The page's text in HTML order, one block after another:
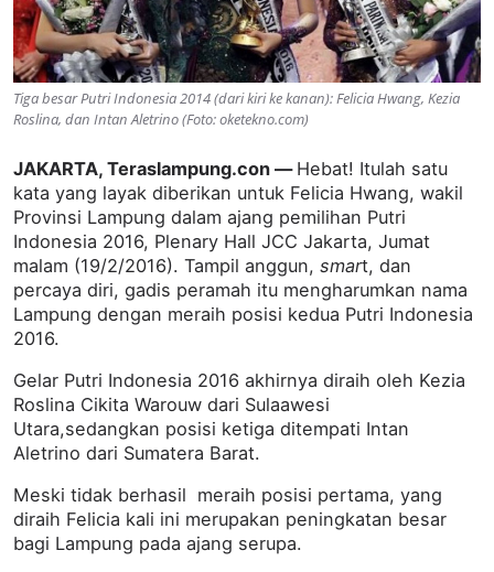
Tiga besar Putri Indonesia 2014 (dari kiri ke kanan): Felicia Hwang, Kezia
Roslina, dan Intan Aletrino (Foto: oketekno.com)
JAKARTA, Teraslampung.con — Hebat! Itulah satu
kata yang layak diberikan untuk Felicia Hwang, wakil
Provinsi Lampung dalam ajang pemilihan Putri
Indonesia 2016, Plenary Hall JCC Jakarta, Jumat
malam (19/2/2016). Tampil anggun, smart, dan
percaya diri, gadis peramah itu mengharumkan nama
Lampung dengan meraih posisi kedua Putri Indonesia
2016.
Gelar Putri Indonesia 2016 akhirnya diraih oleh Kezia
Roslina Cikita Warouw dari Sulaawesi
Utara,sedangkan posisi ketiga ditempati Intan
Aletrino dari Sumatera Barat.
Meski tidak berhasil meraih posisi pertama, yang
diraih Felicia kali ini merupakan peningkatan besar
bagi Lampung pada ajang serupa.